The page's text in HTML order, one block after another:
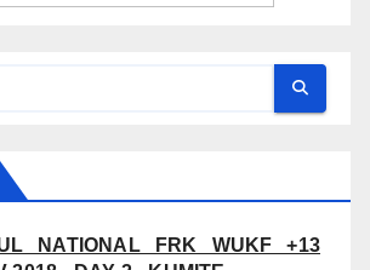
NATIONAL FRK WUKF +13